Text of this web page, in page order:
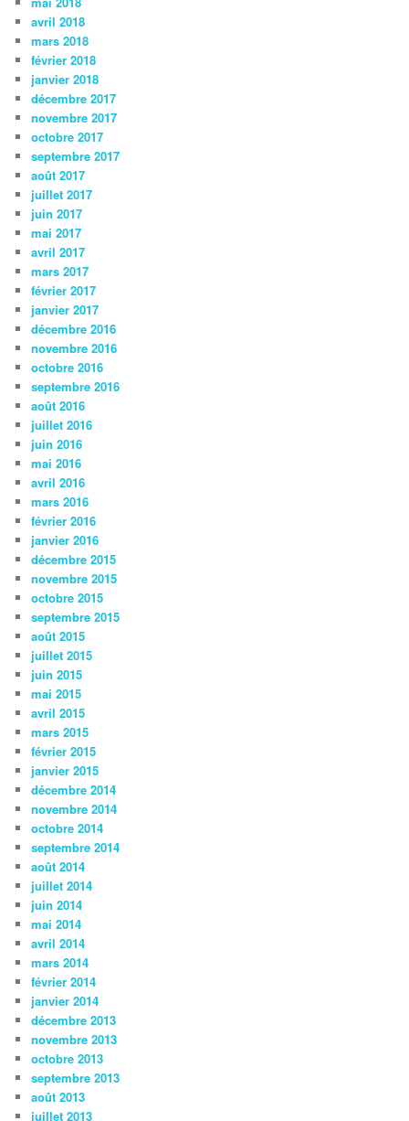
avril 2018
mars 2018
février 2018
janvier 2018
décembre 2017
novembre 2017
octobre 2017
septembre 2017
août 2017
juillet 2017
juin 2017
mai 2017
avril 2017
mars 2017
février 2017
janvier 2017
décembre 2016
novembre 2016
octobre 2016
septembre 2016
août 2016
juillet 2016
juin 2016
mai 2016
avril 2016
mars 2016
février 2016
janvier 2016
décembre 2015
novembre 2015
octobre 2015
septembre 2015
août 2015
juillet 2015
juin 2015
mai 2015
avril 2015
mars 2015
février 2015
janvier 2015
décembre 2014
novembre 2014
octobre 2014
septembre 2014
août 2014
juillet 2014
juin 2014
mai 2014
avril 2014
mars 2014
février 2014
janvier 2014
décembre 2013
novembre 2013
octobre 2013
septembre 2013
août 2013
juillet 2013